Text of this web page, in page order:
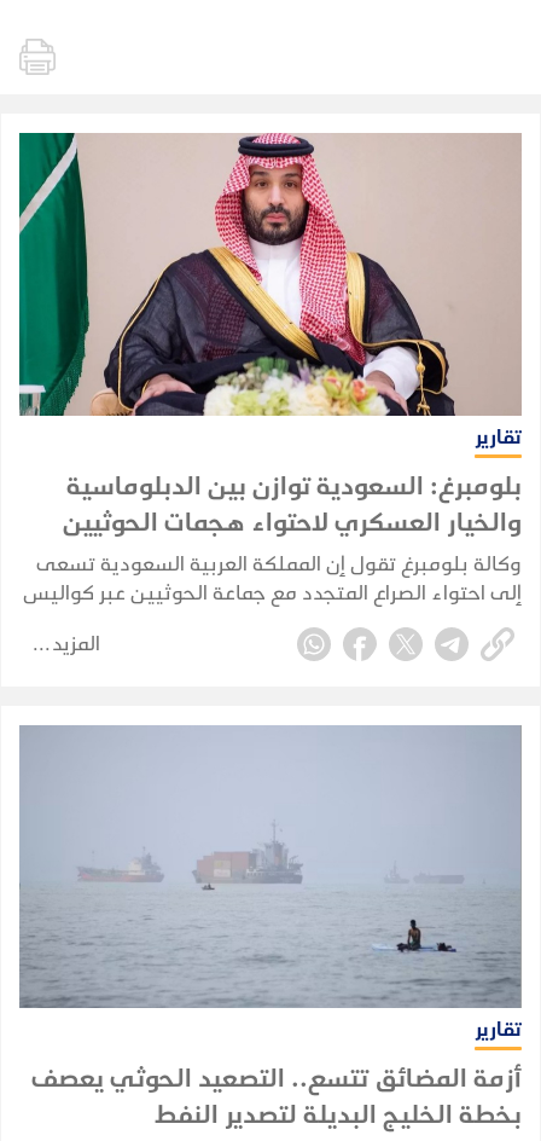
تقارير
بلومبرغ: السعودية توازن بين الدبلوماسية
والخيار العسكري لاحتواء هجمات الحوثيين
وكالة بلومبرغ تقول إن المملكة العربية السعودية تسعى
إلى احتواء الصراع المتجدد مع جماعة الحوثيين عبر كواليس
الدبلوماسية، في محاولة لمنع الاشتباكات مع الجماعة
المدعومة من إيران من الإضرار بقطاعها النفطي
المزيد
تقارير
أزمة المضائق تتسع.. التصعيد الحوثي يعصف
بخطة الخليج البديلة لتصدير النفط